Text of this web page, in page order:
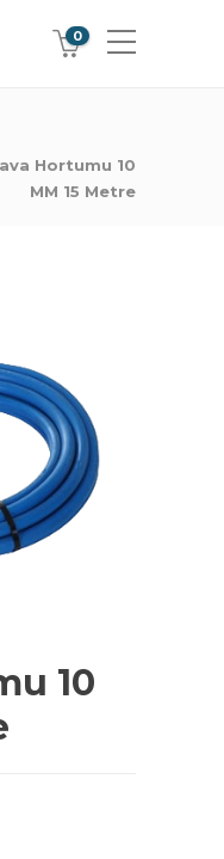
0
Hortumu 10
MM 15 Metre
10